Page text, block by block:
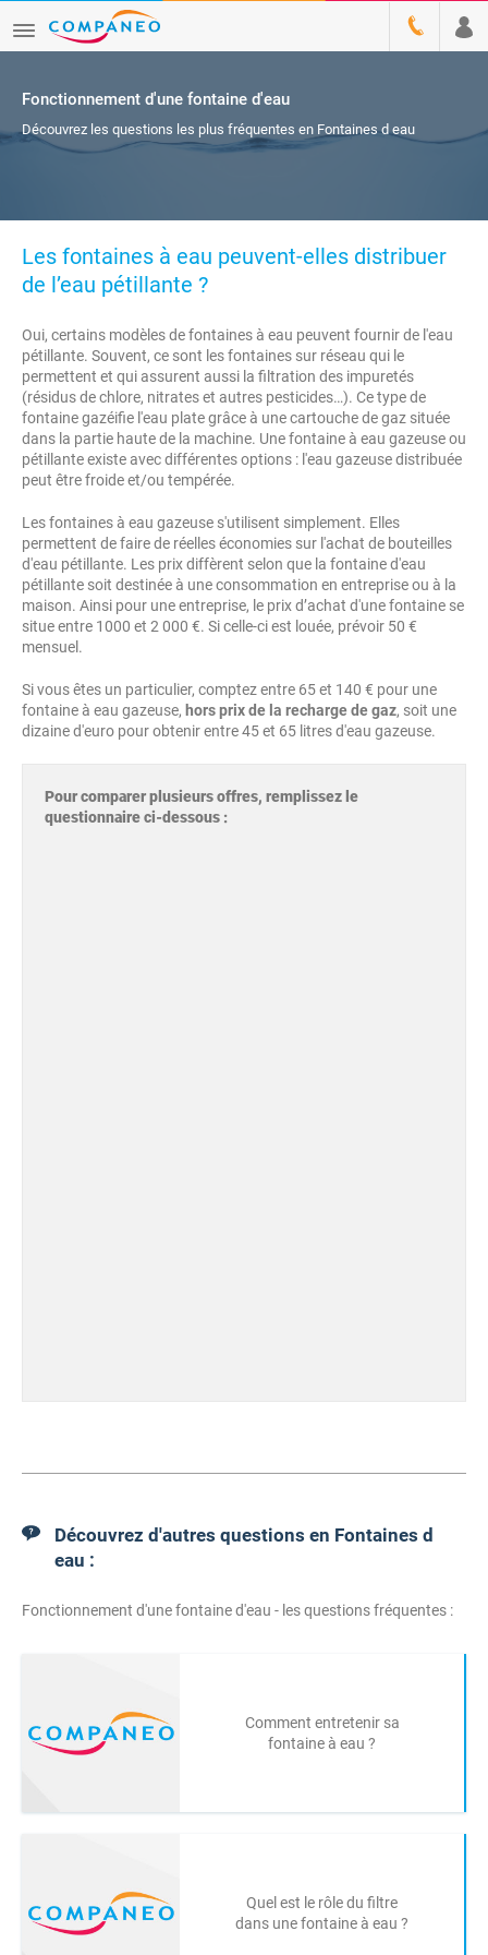
Fonctionnement d'une fontaine d'eau
Découvrez les questions les plus fréquentes en Fontaines d eau
Les fontaines à eau peuvent-elles distribuer
de l’eau pétillante ?
Oui, certains modèles de fontaines à eau peuvent fournir de l'eau
pétillante. Souvent, ce sont les fontaines sur réseau qui le
permettent et qui assurent aussi la filtration des impuretés
(résidus de chlore, nitrates et autres pesticides…). Ce type de
fontaine gazéifie l'eau plate grâce à une cartouche de gaz située
dans la partie haute de la machine. Une fontaine à eau gazeuse ou
pétillante existe avec différentes options : l'eau gazeuse distribuée
peut être froide et/ou tempérée.
Les fontaines à eau gazeuse s'utilisent simplement. Elles
permettent de faire de réelles économies sur l'achat de bouteilles
d'eau pétillante. Les prix diffèrent selon que la fontaine d'eau
pétillante soit destinée à une consommation en entreprise ou à la
maison. Ainsi pour une entreprise, le prix d’achat d'une fontaine se
situe entre 1000 et 2 000 €. Si celle-ci est louée, prévoir 50 €
mensuel.
Si vous êtes un particulier, comptez entre 65 et 140 € pour une
fontaine à eau gazeuse, hors prix de la recharge de gaz, soit une
dizaine d'euro pour obtenir entre 45 et 65 litres d'eau gazeuse.
Pour comparer plusieurs offres, remplissez le
questionnaire ci-dessous :
Découvrez d'autres questions en Fontaines d
eau :
Fonctionnement d'une fontaine d'eau - les questions fréquentes :
Comment entretenir sa
fontaine à eau ?
Quel est le rôle du filtre
dans une fontaine à eau ?